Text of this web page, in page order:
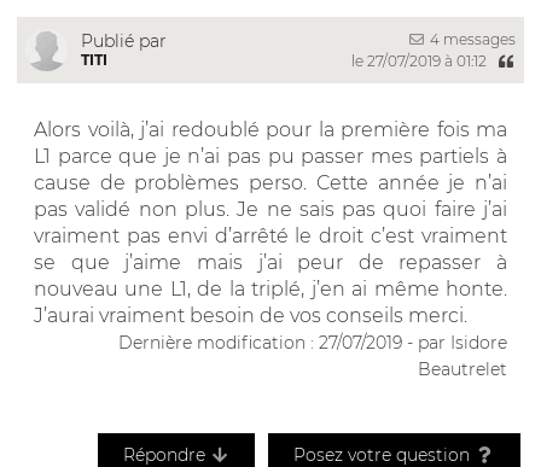
Publié par
TITI
4 messages
le 27/07/2019 à 01:12
Alors voilà, j’ai redoublé pour la première fois ma
L1 parce que je n’ai pas pu passer mes partiels à
cause de problèmes perso. Cette année je n’ai
pas validé non plus. Je ne sais pas quoi faire j’ai
vraiment pas envi d’arrêté le droit c’est vraiment
se que j’aime mais j’ai peur de repasser à
nouveau une L1, de la triplé, j’en ai même honte.
J’aurai vraiment besoin de vos conseils merci.
Dernière modification : 27/07/2019 - par Isidore
Beautrelet
Répondre Posez votre question